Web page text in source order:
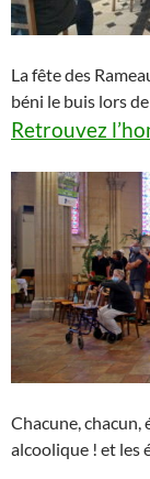
La fête des
béni le buis lors
Retrouvez
Chacune,
alcoolique ! et les